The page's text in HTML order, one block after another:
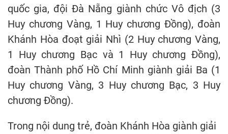
quốc gia, đội Đà Nẵng giành chức Vô địch (3
Huy chương Vàng, 1 Huy chương Đồng), đoàn
Khánh Hòa đoạt giải Nhì (2 Huy chương Vàng,
1 Huy chương Bạc và 1 Huy chương Đồng),
đoàn Thành phố Hồ Chí Minh giành giải Ba (1
Huy chương Vàng, 3 Huy chương Bạc, 3 Huy
chương Đồng).
Trong nội dung trẻ, đoàn Khánh Hòa giành giải